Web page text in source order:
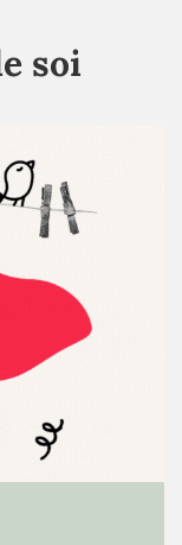
soi